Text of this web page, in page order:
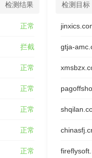
检测结果
正常
拦截
正常
正常
正常
正常
正常
检测目标
gtja-